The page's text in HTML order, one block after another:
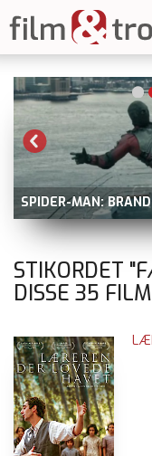
SPIDER-MAN:
STIKORDET
DISSE 35